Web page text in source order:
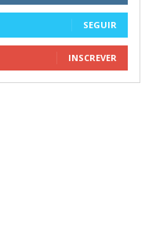
SEGUIR
INSCREVER